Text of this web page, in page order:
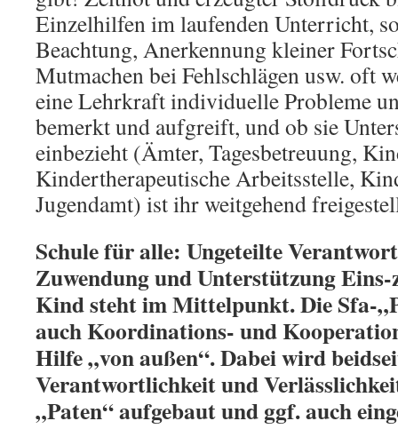
Einzelhilfen im laufenden Unterricht,
Beachtung, Anerkennung kleiner
Mutmachen bei Fehlschlägen usw. oft
eine Lehrkraft individuelle Probleme
bemerkt und aufgreift, und ob sie
einbezieht (Ämter, Tagesbetreuung,
Kindertherapeutische Arbeitsstelle,
Jugendamt) ist ihr weitgehend
Schule für alle: Ungeteilte
Zuwendung und Unterstützung Eins-
Kind steht im Mittelpunkt. Die Sfa-
auch Koordinations- und
Hilfe „von außen“. Dabei wird
Verantwortlichkeit und
„Paten“ aufgebaut und ggf. auch